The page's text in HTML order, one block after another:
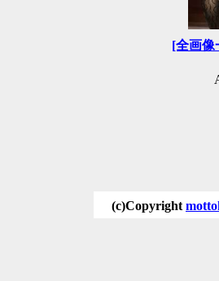
[全画像
(c)Copyright